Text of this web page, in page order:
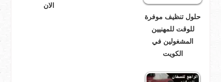
حلول تنظيف موفرة
للوقت للمهنيين
المشغولين في
الكويت
الان